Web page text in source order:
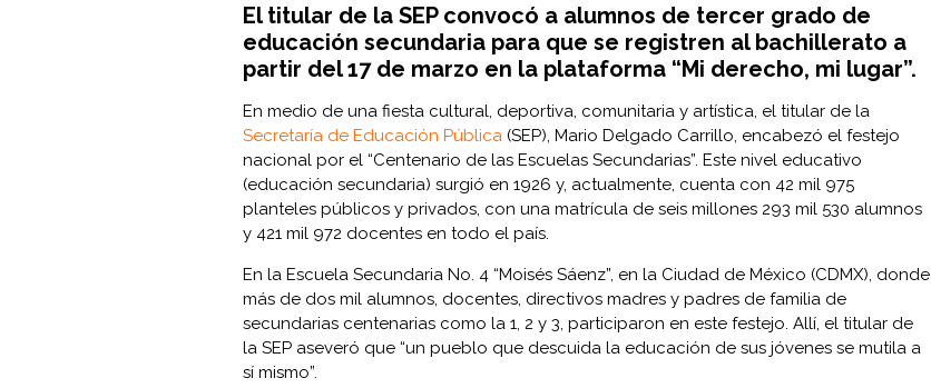
El titular de la SEP convocó a alumnos de tercer grado de
educación secundaria para que se registren al bachillerato a
partir del 17 de marzo en la plataforma “Mi derecho, mi lugar”.
En medio de una fiesta cultural, deportiva, comunitaria y artística, el titular de la
Secretaría de Educación Pública (SEP), Mario Delgado Carrillo, encabezó el festejo
nacional por el “Centenario de las Escuelas Secundarias”. Este nivel educativo
(educación secundaria) surgió en 1926 y, actualmente, cuenta con 42 mil 975
planteles públicos y privados, con una matrícula de seis millones 293 mil 530 alumnos
y 421 mil 972 docentes en todo el país.
En la Escuela Secundaria No. 4 “Moisés Sáenz”, en la Ciudad de México (CDMX), donde
más de dos mil alumnos, docentes, directivos madres y padres de familia de
secundarias centenarias como la 1, 2 y 3, participaron en este festejo. Allí, el titular de
la SEP aseveró que “un pueblo que descuida la educación de sus jóvenes se mutila a
sí mismo”.